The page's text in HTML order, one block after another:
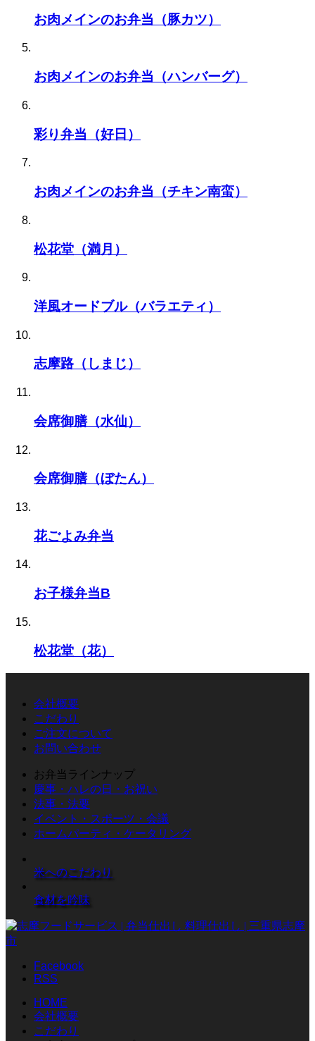
お肉メインのお弁当（豚カツ）
お肉メインのお弁当（ハンバーグ）
彩り弁当（好日）
お肉メインのお弁当（チキン南蛮）
松花堂（満月）
洋風オードブル（バラエティ）
志摩路（しまじ）
会席御膳（水仙）
会席御膳（ぼたん）
花ごよみ弁当
お子様弁当B
松花堂（花）
会社概要
こだわり
ご注文について
お問い合わせ
お弁当ラインナップ
慶事・ハレの日・お祝い
法事・法要
イベント・スポーツ・会議
ホームパーティ・ケータリング
米へのこだわり
食材を吟味
Facebook
RSS
HOME
会社概要
こだわり